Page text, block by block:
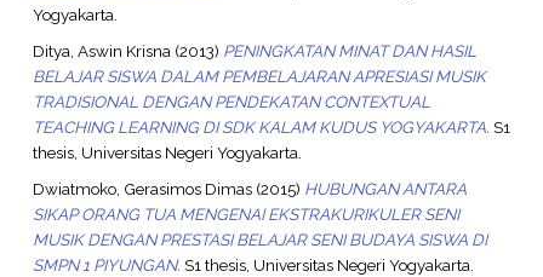
Yogyakarta.
Ditya, Aswin Krisna (2013) PENINGKATAN MINAT DAN HASIL
BELAJAR SISWA DALAM PEMBELAJARAN APRESIASI MUSIK
TRADISIONAL DENGAN PENDEKATAN CONTEXTUAL
TEACHING LEARNING DI SDK KALAM KUDUS YOGYAKARTA. S1
thesis, Universitas Negeri Yogyakarta.
Dwiatmoko, Gerasimos Dimas(2015) HUBUNGAN ANTARA
SIKAP ORANG TUA MENGENAI EKSTRAKURIKULER SENI
MUSIK DENGAN PRESTASI BELAJAR SENI BUDAYA SISWA DI
SMPN 1 PIYUNGAN. S1 thesis, Universitas Negeri Yogyakarta.